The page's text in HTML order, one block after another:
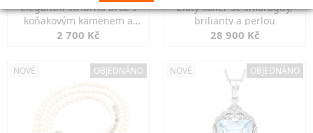
Elegantní stříbrná brož s
koňakovým kamenem a
markazity
2 700 Kč
Zlatý kolier se smaragdy,
brilianty a perlou
28 900 Kč
NOVÉ OBJEDNÁNO NOVÉ OBJEDNÁNO